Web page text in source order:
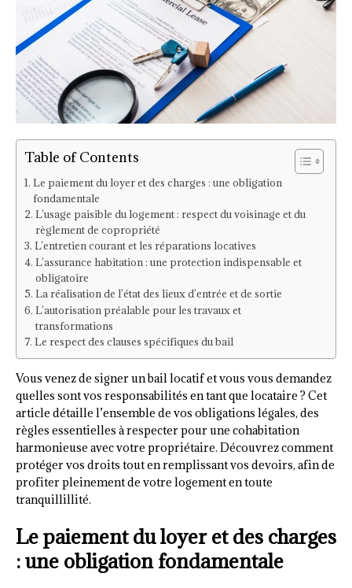
Table of Contents
Le paiement du loyer et des charges : une obligation
fondamentale
L’usage paisible du logement : respect du voisinage et du
règlement de copropriété
L’entretien courant et les réparations locatives
L’assurance habitation : une protection indispensable et
obligatoire
La réalisation de l’état des lieux d’entrée et de sortie
L’autorisation préalable pour les travaux et
transformations
Le respect des clauses spécifiques du bail
Vous venez de signer un bail locatif et vous vous demandez
quelles sont vos responsabilités en tant que locataire ? Cet
article détaille l’ensemble de vos obligations légales, des
règles essentielles à respecter pour une cohabitation
harmonieuse avec votre propriétaire. Découvrez comment
protéger vos droits tout en remplissant vos devoirs, afin de
profiter pleinement de votre logement en toute
tranquillillité.
Le paiement du loyer et des charges
: une obligation fondamentale